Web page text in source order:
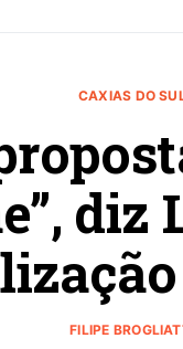
CAXIAS DO
diz
FILIPE